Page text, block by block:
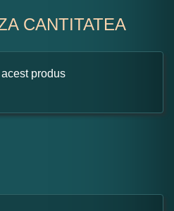
CANTITATEA
produs